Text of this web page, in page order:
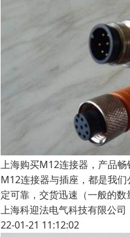
上海购买M12连接器，产品畅
M12连接器与插座，都是我
定可靠，交货迅速（一般的
上海科迎法电气科技有限公司
22-01-21 11:12:02